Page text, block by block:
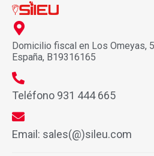
Domicilio fiscal en Los Omeyas,
España, B19316165
Teléfono 931 444 665
Email: sales(@)sileu.com